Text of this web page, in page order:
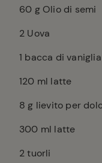
60 g Olio di semi
2 Uova
1 bacca di vaniglia
120 ml latte
8 g lievito per
300 ml latte
2tuorli